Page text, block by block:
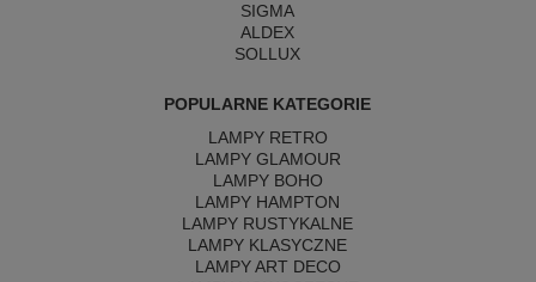
SIGMA
ALDEX
SOLLUX
POPULARNE KATEGORIE
LAMPY RETRO
LAMPY GLAMOUR
LAMPY BOHO
LAMPY HAMPTON
LAMPY RUSTYKALNE
LAMPY KLASYCZNE
LAMPY ART DECO